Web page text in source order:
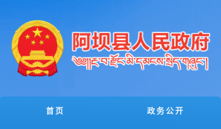
首页 政务公开